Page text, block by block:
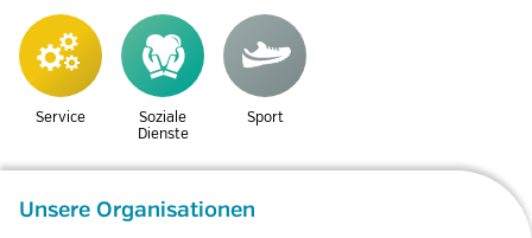
Service
Soziale
Dienste
Sport
Unsere Organisationen